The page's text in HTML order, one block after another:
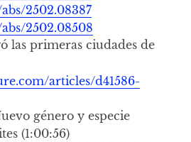
2502.08387
2502.08508
las primeras ciudades de
articles/d41586-
género y especie
(1:00:56)